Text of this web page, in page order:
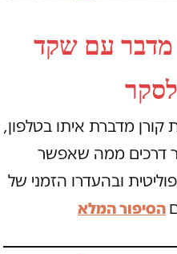
מדבר עם שקד
לסקר
מדברת איתו בטלפון,
דרכים ממה שאפשר
ובהעדרו הזמני של
הסיפור המלא